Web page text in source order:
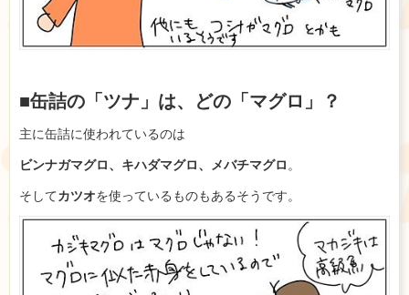
■缶詰の「ツナ」は、どの「マグロ」？
主に缶詰に使われているのは
ビンナガマグロ、キハダマグロ、メバチマグロ 。
そしてカツオを使っているものもあるそうです。